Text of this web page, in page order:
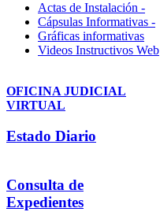
Actas de Instalación -
Cápsulas Informativas -
Gráficas informativas
Videos Instructivos Web
OFICINA JUDICIAL
VIRTUAL
Estado Diario
Consulta de
Expedientes